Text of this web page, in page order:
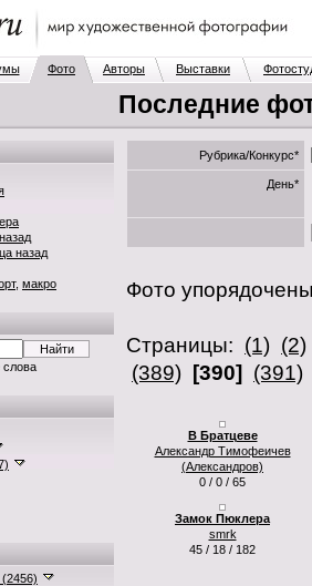
Фото Авторы Выставки
Последние
назад
, макро
слова
Рубрика/Конкурс*
День*
Фото
Страницы: (1) (2)
(389)
[390] (391)
В Братцеве
Александр Тимофеичев
(Александров)
0 / 0 / 65
Замок Пюклера
smrk
45 / 18 / 182